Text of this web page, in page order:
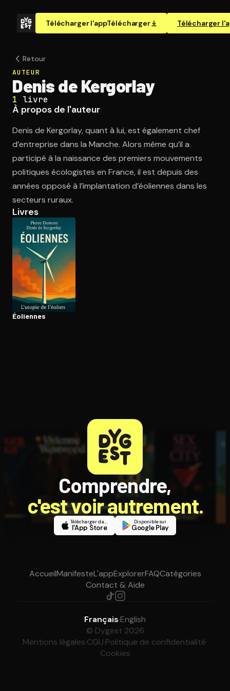
Télécharger l'appTélécharger Télécharger
Ouvre l'app Appareil photo, pointe sur le code. C'est gratuit à
Retour
AUTEUR
Denis de Kergorlay
1 livre
À propos de l'auteur
Denis de Kergorlay, quant à lui, est également chef
d’entreprise dans la Manche. Alors même qu’il a
participé à la naissance des premiers mouvements
politiques écologistes en France, il est depuis des
années opposé à l’implantation d’éoliennes dans les
secteurs ruraux.
Livres
Éoliennes
Comprendre,
c'est voir autrement.
Télécharger dans
l'App Store
Disponible sur
Google Play
AccueilManifesteL'appExplorerFAQCatégories
Contact & Aide
Français·English
© Dygest 2026
Mentions légales·CGU·Politique de confidentialité·
Cookies